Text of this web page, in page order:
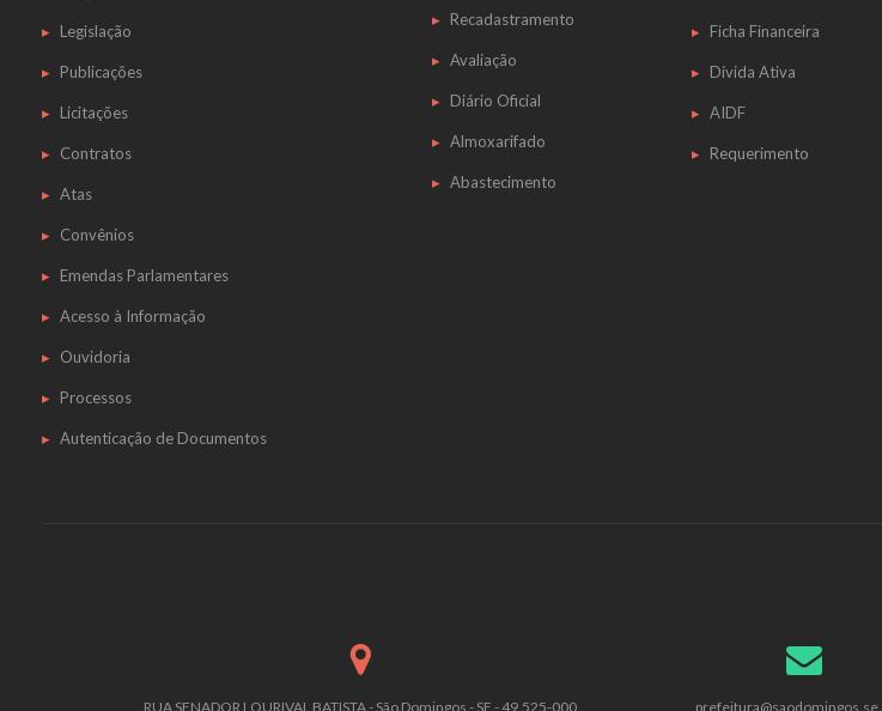
Legislação
Publicações
Licitações
Contratos
Atas
Convênios
Emendas Parlamentares
Acesso à Informação
Ouvidoria
Processos
Autenticação de Documentos
Recadastramento
Avaliação
Diário Oficial
Almoxarifado
Abastecimento
Ficha Financeira
Dívida Ativa
AIDF
Requerimento
RUA SENADOR LOURIVAL BATISTA - São Domingos - SE - 49.525-000